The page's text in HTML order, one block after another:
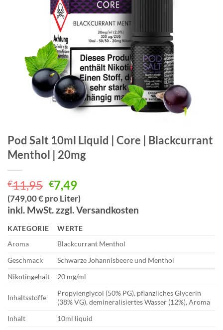
Pod Salt 10ml Liquid | Core | Blackcurrant
Menthol | 20mg
€11,95 Ursprünglicher
Preis
war:
€7,49Aktueller
Preis
ist:
(749,00 € pro Liter)
inkl. MwSt. zzgl. Versandkosten
KATEGORIE
WERTE
Aroma
Blackcurrant Menthol
Geschmack
Schwarze Johannisbeere und Menthol
Nikotingehalt
20 mg/ml
Inhaltsstoffe
Propylenglycol (50% PG), pflanzliches Glycerin
(38% VG), demineralisiertes Wasser (12%), Aroma
Inhalt
10ml liquid